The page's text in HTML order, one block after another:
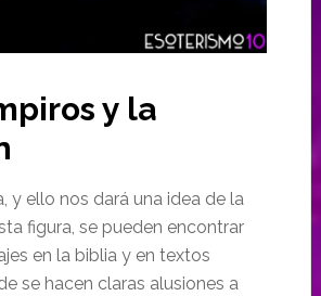
y la
y ello nos dará una idea de la
figura, se pueden encontrar
en la biblia y en textos
se hacen claras alusiones a